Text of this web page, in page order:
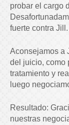
probar el cargo
fuerte contra Jill.
Aconsejamos a
del juicio, como
tratamiento y
luego
Resultado:
nuestras